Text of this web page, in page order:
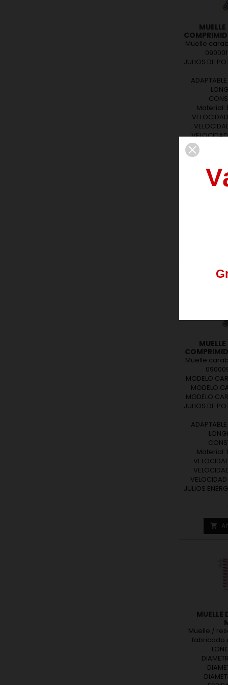
Muelle
JULIOS DE
Material:
JULIOS

Muelle
MODELO
MODELO
MODELO
JULIOS DE
Material:
JULIOS

MUELLE
Muelle /
fabricado
muelles/
estándar
medida.
V
G